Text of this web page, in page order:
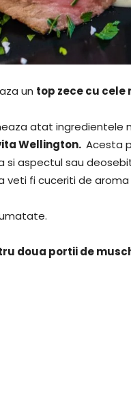
un top zece cu cele
atat ingredientele
Wellington. Acesta
aspectul sau
fi cuceriti de
doua portii de